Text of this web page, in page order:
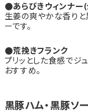
あらびきウィンナー(
生姜の爽やかな香り
ーです。
荒挽きフランク
プリッとした食感でジ
おすすめ。
黒豚ハム・黒豚ソ